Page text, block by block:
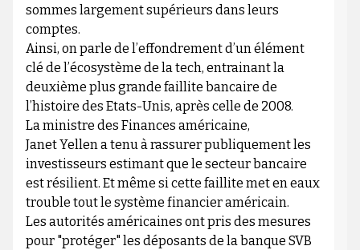
sommes largement supérieurs dans leurs
comptes.
Ainsi, on parle de l’effondrement d’un élément
clé de l’écosystème de la tech, entrainant la
deuxième plus grande faillite bancaire de
l’histoire des Etats-Unis, après celle de 2008.
La ministre des Finances américaine,
Janet Yellen a tenu à rassurer publiquement les
investisseurs estimant que le secteur bancaire
est résilient. Et même si cette faillite met en eaux
trouble tout le système financier américain.
Les autorités américaines ont pris des mesures
pour "protéger" les déposants de la banque SVB